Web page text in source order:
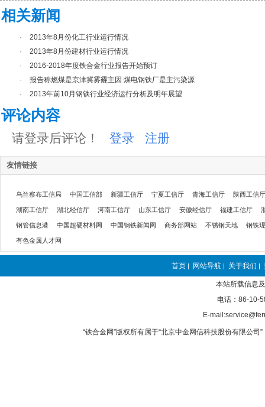
相关新闻
·
2013年8月份化工行业运行情况
·
2013年8月份建材行业运行情况
·
2016-2018年度铁合金行业报告开始预订
·
报告称燃煤是京津冀雾霾主因 煤电钢铁厂是主污染源
·
2013年前10月钢铁行业经济运行分析及明年展望
评论内容
请登录后评论！ 登录 注册
友情链接
乌兰察布工信局 中国工信部 新疆工信厅 宁夏工信厅 青海工信厅 陕西工信厅
湖南工信厅 湖北经信厅 河南工信厅 山东工信厅 安徽经信厅 福建工信厅
钢管信息港 中国超硬材料网 中国钢铁新闻网 商务部网站 不锈钢天地 钢铁
有色金属人才网
首页 | 网站导航 | 关于我们 |
本站所载信息
电话：86-10-
E-
“铁合金网”版权所有属于“北京中金网信科技股份有限公司